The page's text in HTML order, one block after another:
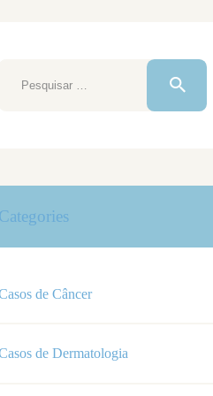
Categories
de Câncer
de Dermatologia